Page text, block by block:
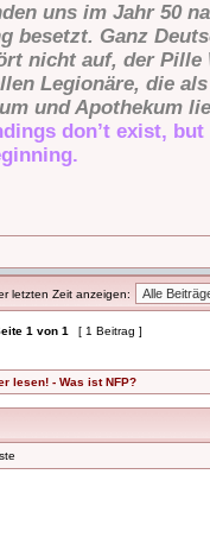
uns im Jahr 50
besetzt. Ganz
nicht auf, der
Legionäre, die
und Apothekum
don’t exist,
letzten Zeit anzeigen:
1 von 1 [ 1 Beitrag ]
lesen! - Was ist NFP?